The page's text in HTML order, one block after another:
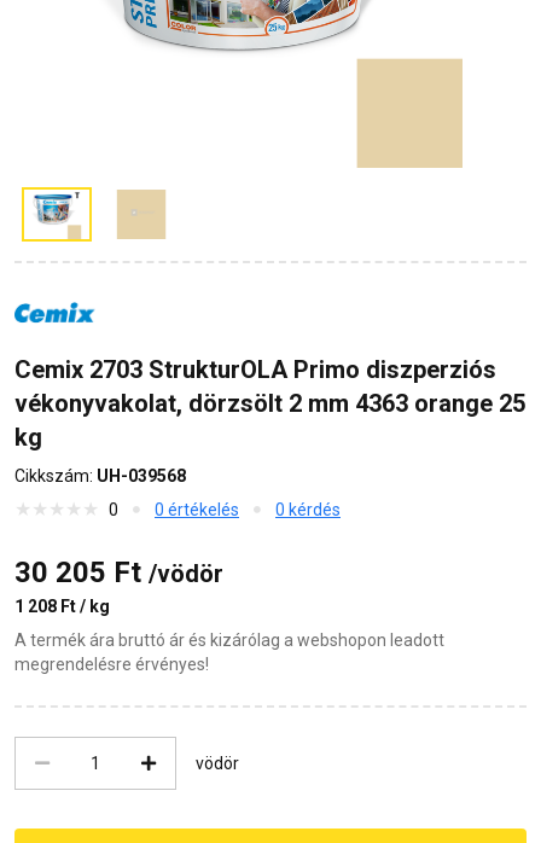
Cemix 2703 StrukturOLA Primo diszperziós
vékonyvakolat, dörzsölt 2 mm 4363 orange 25
kg
Cikkszám: UH-039568
0
0 értékelés 0 kérdés
30 205 Ft /vödör
1 208 Ft / kg
A termék ára bruttó ár és kizárólag a webshopon leadott
megrendelésre érvényes!
vödör